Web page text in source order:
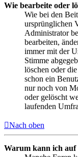
Wie bearbeite oder
Wie bei den
ursprünglichen
Administrator
bearbeiten,
immer mit der
Stimme
löschen oder
schon ein
nur noch von
oder gelöscht
laufenden
Nach oben
Warum kann ich auf